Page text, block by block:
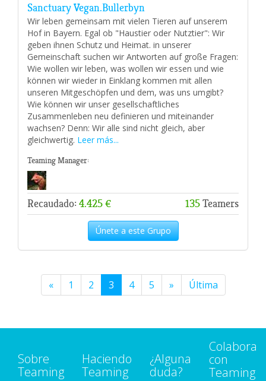
Sanctuary Vegan.Bullerbyn
Wir leben gemeinsam mit vielen Tieren auf unserem
Hof in Bayern. Egal ob "Haustier oder Nutztier": Wir
geben ihnen Schutz und Heimat. in unserer
Gemeinschaft suchen wir Antworten auf große Fragen:
Wie wollen wir leben, was wollen wir essen und wie
können wir wieder in Einklang kommen mit allen
unseren Mitgeschöpfen und dem, was uns umgibt?
Wie können wir unser gesellschaftliches
Zusammenleben neu definieren und miteinander
wachsen? Denn: Wir alle sind nicht gleich, aber
gleichwertig. Leer más...
Teaming Manager:
Recaudado: 4.425 € 135Teamers
Únete a este Grupo
« 1 2 3 4 5 » Última
Sobre
Teaming
Haciendo
Teaming
¿Alguna
duda?
Colabora
con
Teaming